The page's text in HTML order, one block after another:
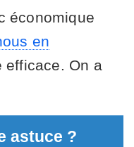
économique
en
efficace. On a
astuce ?